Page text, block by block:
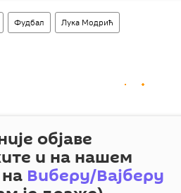
Фудбал Лука Модрић
објаве
и на нашем
Виберу/Вајберу